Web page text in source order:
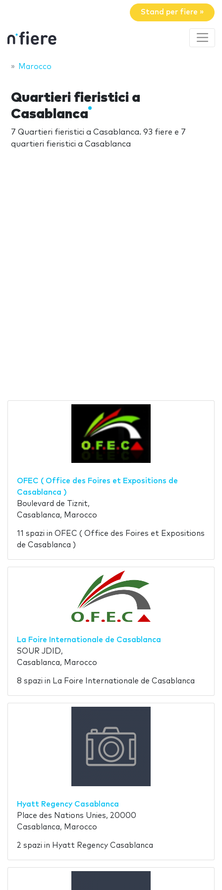
Stand per fiere »
Marocco
Quartieri fieristici a
Casablanca
7 Quartieri fieristici a Casablanca. 93 fiere e 7
quartieri fieristici a Casablanca
OFEC ( Office des Foires et Expositions de
Casablanca )
Boulevard de Tiznit,
Casablanca, Marocco
11 spazi in OFEC ( Office des Foires et Expositions
de Casablanca )
La Foire Internationale de Casablanca
SOUR JDID,
Casablanca, Marocco
8 spazi in La Foire Internationale de Casablanca
Hyatt Regency Casablanca
Place des Nations Unies, 20000
Casablanca, Marocco
2 spazi in Hyatt Regency Casablanca